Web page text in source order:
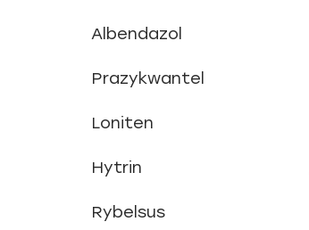
Albendazol
Prazykwantel
Loniten
Hytrin
Rybelsus